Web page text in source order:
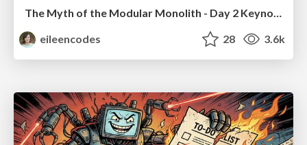
The Myth of the Modular Monolith - Day 2 Keynote - Rails World 2024
eileencodes
28 3.6k